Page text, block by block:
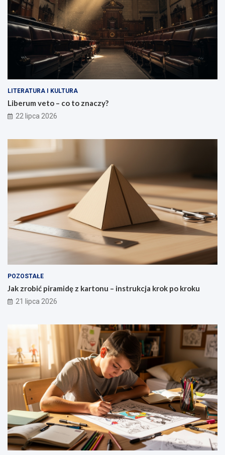
LITERATURA I KULTURA
Liberum veto – co to znaczy?
22 lipca 2026
POZOSTAŁE
Jak zrobić piramidę z kartonu – instrukcja krok po kroku
21 lipca 2026